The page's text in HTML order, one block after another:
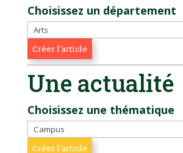
Choisissez un département
Une actualité
Choisissez une thématique